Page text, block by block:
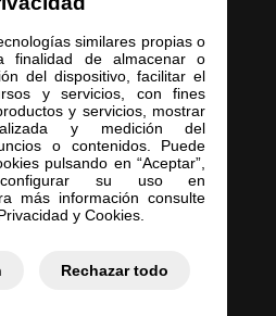
similares propias o
finalidad de almacenar o
del dispositivo, facilitar el
y servicios, con fines
y servicios, mostrar
y medición del
o contenidos. Puede
pulsando en “Aceptar”,
su uso en
más información consulte
y Cookies.
Rechazar todo
Inicio
Empresa
Servicios
Contacto
Pedidos